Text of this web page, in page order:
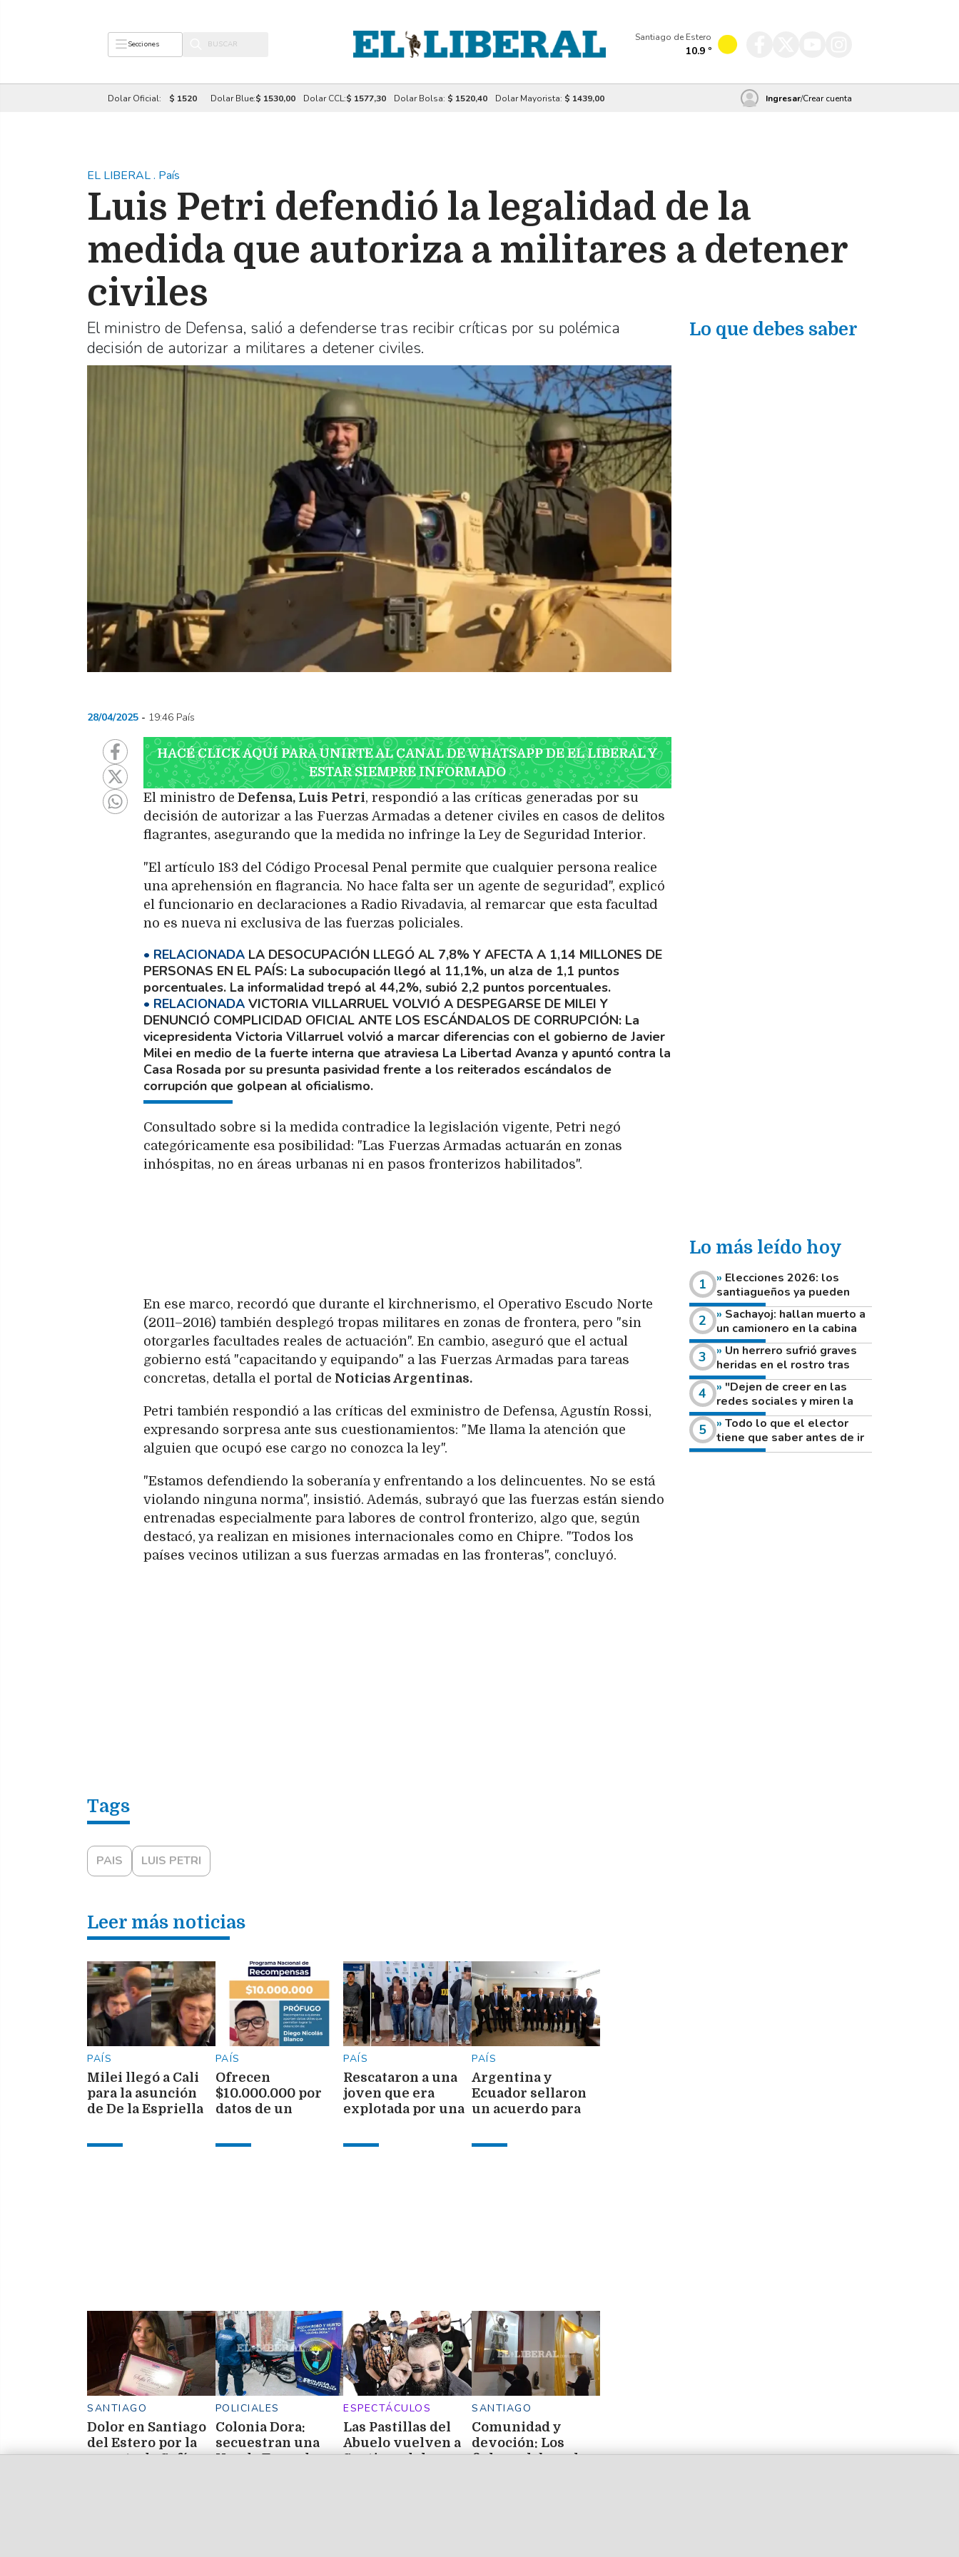
Secciones
Santiago de Estero
10.9 º
Dolar Oficial: $ 1520 Dolar Blue:$ 1530,00 Dolar CCL:$ 1577,30 Dolar Bolsa: $ 1520,40 Dolar Mayorista: $ 1439,00 Ingresar/Crear cuenta
EL LIBERAL. País
Luis Petri defendió la legalidad de la
medida que autoriza a militares a detener
civiles
El ministro de Defensa, salió a defenderse tras recibir críticas por su polémica
decisión de autorizar a militares a detener civiles.
28/04/2025 19:46 País
HACÉ CLICK AQUÍ PARA UNIRTE AL CANAL DE WHATSAPP DE EL LIBERAL Y
ESTAR SIEMPRE INFORMADO
El ministro de Defensa, Luis Petri, respondió a las críticas generadas por su
decisión de autorizar a las Fuerzas Armadas a detener civiles en casos de delitos
flagrantes, asegurando que la medida no infringe la Ley de Seguridad Interior.
"El artículo 183 del Código Procesal Penal permite que cualquier persona realice
una aprehensión en flagrancia. No hace falta ser un agente de seguridad", explicó
el funcionario en declaraciones a Radio Rivadavia, al remarcar que esta facultad
no es nueva ni exclusiva de las fuerzas policiales.
LA DESOCUPACIÓN LLEGÓ AL 7,8% Y AFECTA A 1,14 MILLONES DE
PERSONAS EN EL PAÍS La subocupación llegó al 11,1%, un alza de 1,1 puntos
porcentuales. La informalidad trepó al 44,2%, subió 2,2 puntos porcentuales.
VICTORIA VILLARRUEL VOLVIÓ A DESPEGARSE DE MILEI Y
DENUNCIÓ COMPLICIDAD OFICIAL ANTE LOS ESCÁNDALOS DE CORRUPCIÓN La
vicepresidenta Victoria Villarruel volvió a marcar diferencias con el gobierno de Javier
Milei en medio de la fuerte interna que atraviesa La Libertad Avanza y apuntó contra la
Casa Rosada por su presunta pasividad frente a los reiterados escándalos de
corrupción que golpean al oficialismo.
Consultado sobre si la medida contradice la legislación vigente, Petri negó
categóricamente esa posibilidad: "Las Fuerzas Armadas actuarán en zonas
inhóspitas, no en áreas urbanas ni en pasos fronterizos habilitados".
En ese marco, recordó que durante el kirchnerismo, el Operativo Escudo Norte
(2011–2016) también desplegó tropas militares en zonas de frontera, pero "sin
otorgarles facultades reales de actuación". En cambio, aseguró que el actual
gobierno está "capacitando y equipando" a las Fuerzas Armadas para tareas
concretas, detalla el portal de Noticias Argentinas.
Petri también respondió a las críticas del exministro de Defensa, Agustín Rossi,
expresando sorpresa ante sus cuestionamientos: "Me llama la atención que
alguien que ocupó ese cargo no conozca la ley".
"Estamos defendiendo la soberanía y enfrentando a los delincuentes. No se está
violando ninguna norma", insistió. Además, subrayó que las fuerzas están siendo
entrenadas especialmente para labores de control fronterizo, algo que, según
destacó, ya realizan en misiones internacionales como en Chipre. "Todos los
países vecinos utilizan a sus fuerzas armadas en las fronteras", concluyó.
PAIS LUIS PETRI
Leer más noticias
PAÍS
Milei llegó a Cali
para la asunción
de De la Espriella
de Colombia
PAÍS
Ofrecen
$10.000.000 por
datos de un
investigado por
PAÍS
Rescataron a una
joven que era
explotada por una
prostitución
PAÍS
Argentina y
Ecuador sellaron
un acuerdo para
exportaciones del
SANTIAGO
Dolor en Santiago
del Estero por la
muerte de Sofía
POLICIALES
Colonia Dora:
secuestran una
Honda Tornado
ESPECTÁCULOS
Las Pastillas del
Abuelo vuelven a
Santiago del
SANTIAGO
Comunidad y
devoción: Los
fieles celebran la
Lo que debes saber
Lo más leído hoy
Elecciones 2026: los
santiagueños ya pueden
consultar dónde votan este
domingo
Sachayoj: hallan muerto a
un camionero en la cabina
de su vehículo a la vera de
un camino rural
Un herrero sufrió graves
heridas en el rostro tras
reventar el disco de una
amoladora
"Dejen de creer en las
redes sociales y miren la
heladera de sus casas": el
fuerte mensaje de una joven
que votó por primera vez
Todo lo que el elector
tiene que saber antes de ir
a votar este domingo